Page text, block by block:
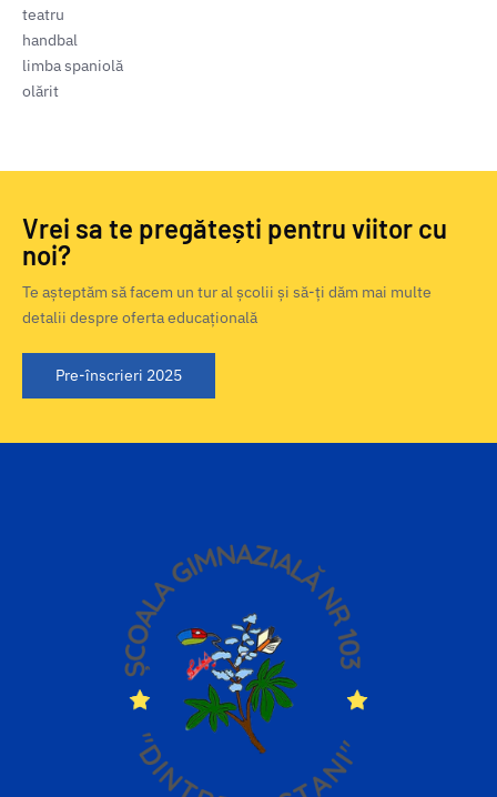
teatru
handbal
limba spaniolă
olărit
Vrei sa te pregătești pentru viitor cu
noi?
Te așteptăm să facem un tur al școlii și să-ți dăm mai multe
detalii despre oferta educațională
Pre-înscrieri 2025